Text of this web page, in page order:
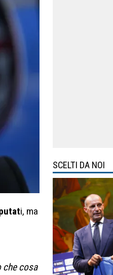
i, ma
che cosa
SCELTI DA NOI